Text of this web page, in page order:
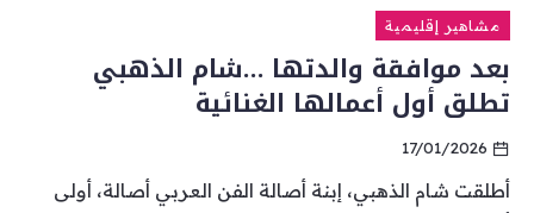
مشاهير إقليمية
بعد موافقة والدتها …شام الذهبي
تطلق أول أعمالها الغنائية
17/01/2026
أطلقت شام الذهبي، إبنة أصالة الفن العربي أصالة، أولى